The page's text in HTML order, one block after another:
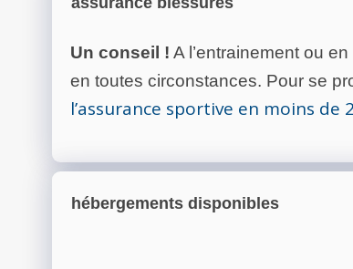
Un conseil ! A l’entrainement ou
en toutes circonstances. Pour se
l’assurance sportive en moins de
hébergements disponibles